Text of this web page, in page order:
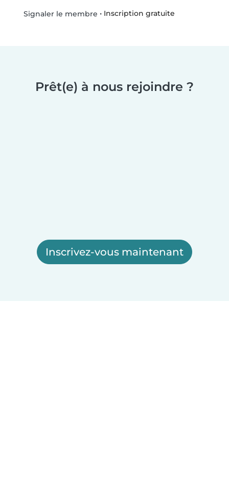
Signaler le membre • Inscription gratuite
Prêt(e) à nous rejoindre ?
Inscrivez-vous maintenant